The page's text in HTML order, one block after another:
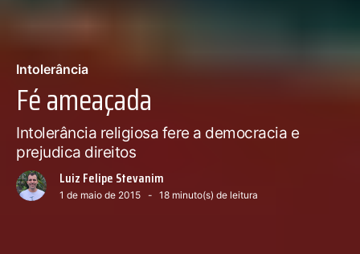
Intolerância
Fé ameaçada
Intolerância religiosa fere a democracia e
prejudica direitos
Luiz Felipe Stevanim
1 de maio de 2015 18 minuto(s) de leitura